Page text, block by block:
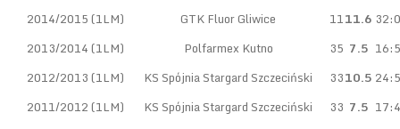
2014/2015 (1LM)
GTK Fluor Gliwice 1111.6
2013/2014 (1LM)
Polfarmex Kutno 35 7.5
2012/2013 (1LM)
KS Spójnia Stargard Szczeciński 3310.5
2011/2012 (1LM)
KS Spójnia Stargard Szczeciński 33 7.5